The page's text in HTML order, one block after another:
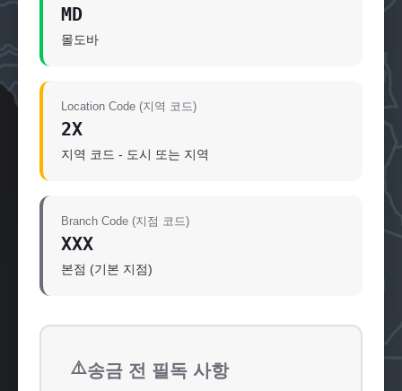
MD
몰도바
Location Code (지역 코드)
2X
지역 코드 - 도시 또는 지역
Branch Code (지점 코드)
XXX
본점 (기본 지점)
⚠️송금 전 필독 사항